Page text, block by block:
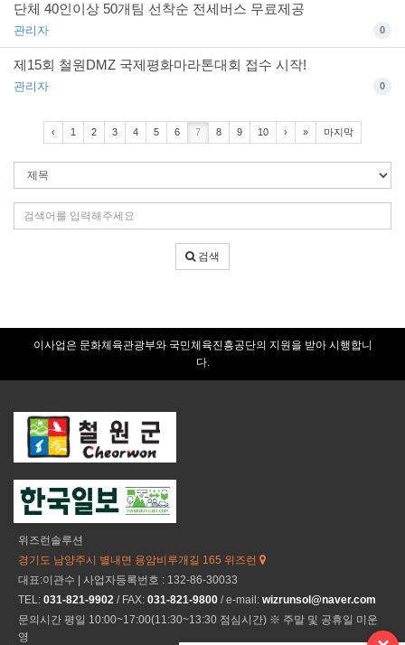
단체 40인이상 50개팀 선착순 전세버스 무료제공
관리자 0
제15회 철원DMZ 국제평화마라톤대회 접수 시작!
관리자 0
‹ 1 2 3 4 5 6 7 8 9 10 › » 마지막
색
조
색
어
입
검색
이사업은 문화체육관광부와 국민체육진흥공단의 지원을 받아 시행합니
다.
위즈런솔루션
경기도 남양주시 별내면 용암비루개길 165 위즈런
대표:이관수 | 사업자등록번호 : 132-86-30033
TEL: 031-821-9902 / FAX: 031-821-9800 / e-mail: wizrunsol@naver.com
문의시간 평일 10:00~17:00(11:30~13:30 점심시간) ※ 주말 및 공휴일 미운
영